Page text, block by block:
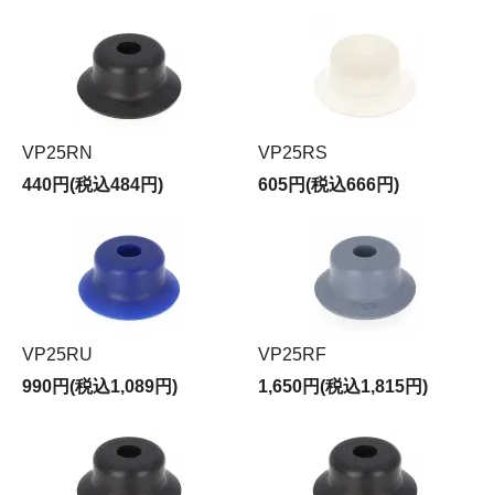
VP25RN
440円(税込484円)
VP25RS
605円(税込666円)
VP25RU
990円(税込1,089円)
VP25RF
1,650円(税込1,815円)